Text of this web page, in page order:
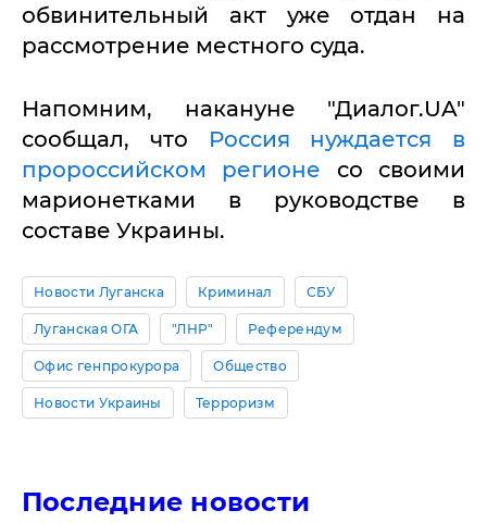
обвинительный акт уже отдан на
рассмотрение местного суда.
Напомним, накануне "Диалог.UA"
сообщал, что
Россия нуждается в
пророссийском регионе со своими
марионетками в руководстве в
составе Украины.
Новости Луганска Криминал СБУ
Луганская ОГА "ЛНР" Референдум
Офис генпрокурора Общество
Новости Украины Терроризм
Последние новости